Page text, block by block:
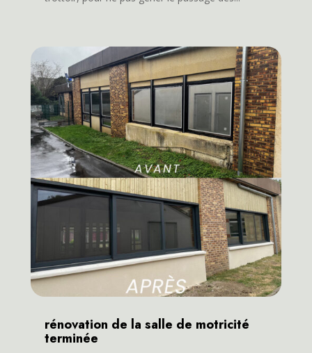
rénovation de la salle de motricité
terminée